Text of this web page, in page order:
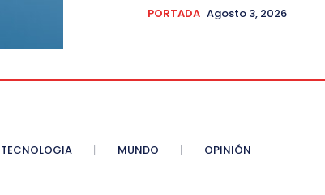
PORTADA Agosto 3, 2026
TECNOLOGIA MUNDO OPINIÓN